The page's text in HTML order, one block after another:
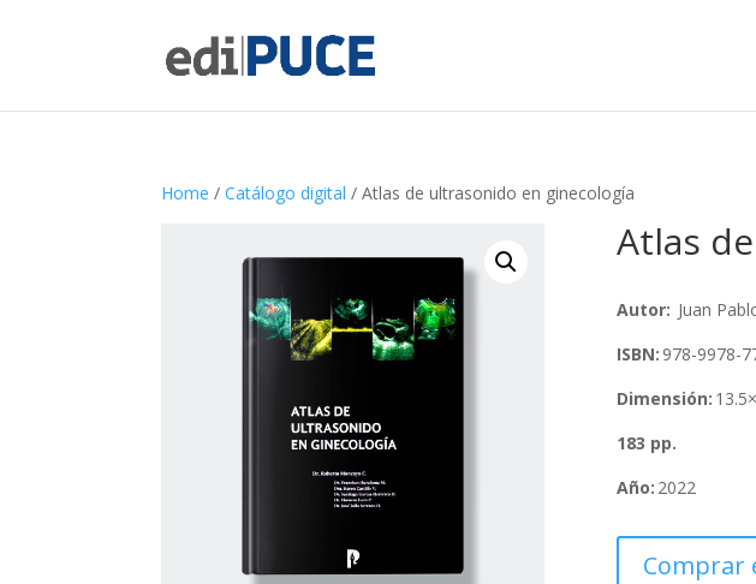
Home /Catálogo digital / Atlas de ultrasonido en ginecología
Atlas
Autor: Juan
ISBN: 978-9978-
Dimensión:
183 pp.
Año: 2022
Comprar